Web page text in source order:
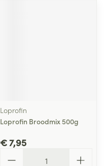
Loprofin
Loprofin Broodmix 500g
€ 7,95